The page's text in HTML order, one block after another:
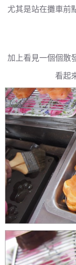
尤其是站在攤車前
加上看見一個個散
看起